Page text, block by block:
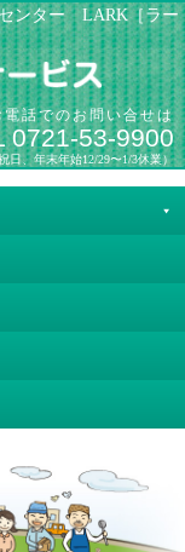
ンター LARK［ラー
電話でのお問い合せは
0721-53-9900
日、年末年始12/29〜1/3休業）